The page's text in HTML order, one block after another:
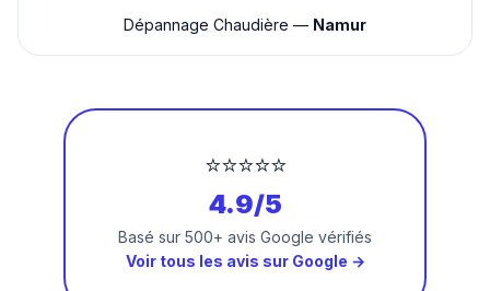
Dépannage Chaudière — Namur
⭐⭐⭐⭐⭐
4.9/5
Basé sur 500+ avis Google vérifiés
Voir tous les avis sur Google →